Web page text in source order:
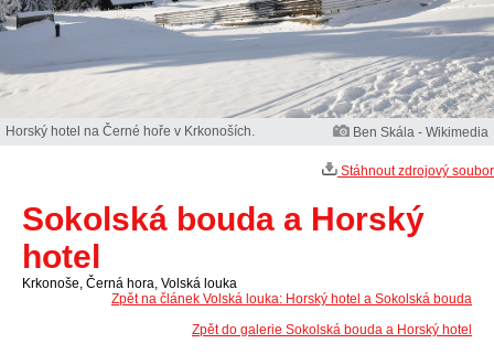
Horský hotel na Černé hoře v Krkonoších. Ben Skála - Wikimedia
Stáhnout zdrojový soubor
Sokolská bouda a Horský
hotel
Krkonoše, Černá hora, Volská louka
Zpět na článek Volská louka: Horský hotel a Sokolská bouda
Zpět do galerie Sokolská bouda a Horský hotel